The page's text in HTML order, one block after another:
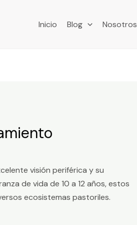
Inicio Blog Nosotros
visión periférica y su
de vida de 10 a 12 años, estos
ecosistemas pastoriles.